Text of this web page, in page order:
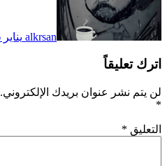
alkrsan يناير 6, 2026
اترك تعليقاً
لن يتم نشر عنوان بريدك الإلكتروني.
*
التعليق *